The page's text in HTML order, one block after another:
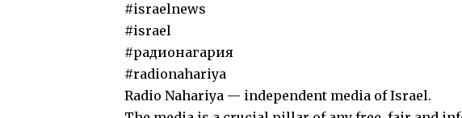
#israelnews
#israel
#радионагария
#radionahariya
Radio Nahariya — independent media of Israel.